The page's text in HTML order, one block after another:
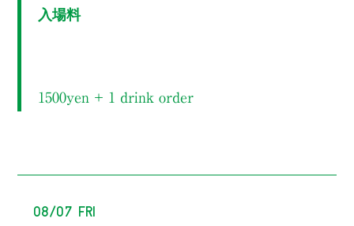
入場料
1500yen ＋ 1 drink order
08/07 Fri